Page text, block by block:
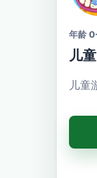
年龄
儿
儿童